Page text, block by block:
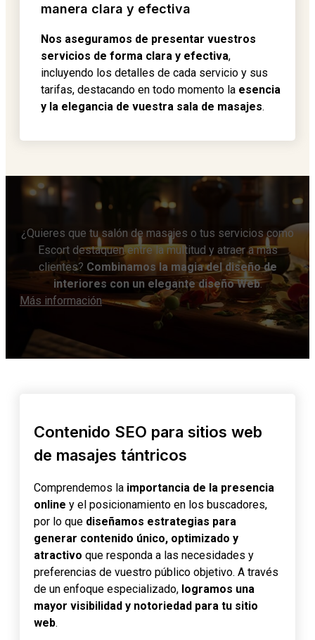
manera clara y efectiva
Nos aseguramos de presentar vuestros
servicios de forma clara y efectiva,
incluyendo los detalles de cada servicio y sus
tarifas, destacando en todo momento la esencia
y la elegancia de vuestra sala de masajes.
¿Quieres que tu salón de masajes o tus servicios como
Escort destaquen entre la multitud y atraer a más
clientes? Combinamos la magia del diseño de
interiores con un elegante diseño Web.
Más información
Contenido SEO para sitios web
de masajes tántricos
Comprendemos la importancia de la presencia
online y el posicionamiento en los buscadores,
por lo que diseñamos estrategias para
generar contenido único, optimizado y
atractivo que responda a las necesidades y
preferencias de vuestro público objetivo. A través
de un enfoque especializado, logramos una
mayor visibilidad y notoriedad para tu sitio
web.